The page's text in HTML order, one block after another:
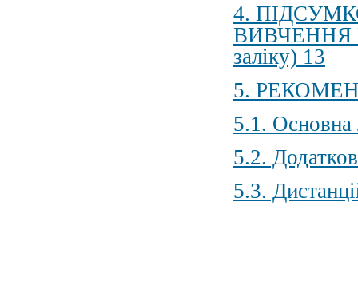
4.
ВИВЧЕННЯ
заліку) 13
5.
5.1. Основна
5.2.
5.3.